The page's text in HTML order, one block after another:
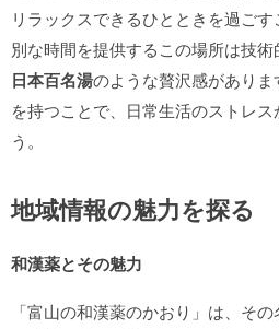
リラックスできるひとときを過ご
別な時間を提供するこの場所は技
日本百名湯のような贅沢感があり
を持つことで、日常生活のストレ
う。
地域情報の魅力を探る
和漢薬とその魅力
「富山の和漢薬のかおり」は、そ